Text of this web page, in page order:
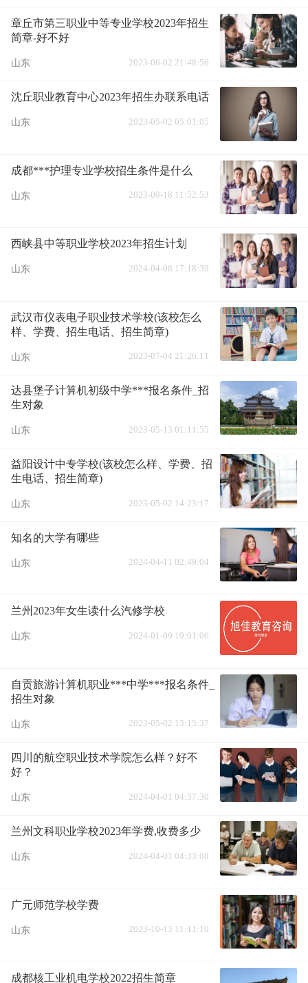
章丘市第三职业中等专业学校2023年招生
简章-好不好
山东 2023-06-02 21:48:56
沈丘职业教育中心2023年招生办联系电话
山东 2023-05-02 05:01:05
成都***护理专业学校招生条件是什么
山东 2023-09-18 11:52:53
西峡县中等职业学校2023年招生计划
山东 2024-04-08 17:18:39
武汉市仪表电子职业技术学校(该校怎么
样、学费、招生电话、招生简章)
山东 2023-07-04 21:26:11
达县堡子计算机初级中学***报名条件_招
生对象
山东 2023-05-13 01:11:55
益阳设计中专学校(该校怎么样、学费、招
生电话、招生简章)
山东 2023-05-02 14:23:17
知名的大学有哪些
山东 2024-04-11 02:49:04
兰州2023年女生读什么汽修学校
山东 2024-01-09 19:01:06
自贡旅游计算机职业***中学***报名条件_
招生对象
山东 2023-05-02 13:15:37
四川的航空职业技术学院怎么样？好不
好？
山东 2024-04-01 04:37:30
兰州文科职业学校2023年学费,收费多少
山东 2024-04-01 04:33:08
广元师范学校学费
山东 2023-10-13 11:11:10
成都核工业机电学校2022招生简章